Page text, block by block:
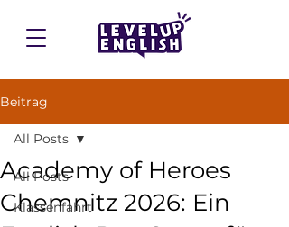
Beitrag
All Posts
Klassenfahrt
All Posts
Academy of Heroes
Chemnitz 2026: Ein